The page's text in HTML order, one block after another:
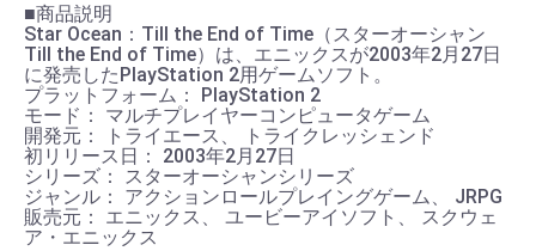
■商品説明
Star Ocean：Till the End of Time（スターオーシャン
Till the End of Time）は、エニックスが2003年2月27日
に発売したPlayStation 2用ゲームソフト。
プラットフォーム： PlayStation 2
モード： マルチプレイヤーコンピュータゲーム
開発元： トライエース、 トライクレッシェンド
初リリース日： 2003年2月27日
シリーズ： スターオーシャンシリーズ
ジャンル： アクションロールプレイングゲーム、 JRPG
販売元： エニックス、 ユービーアイソフト、 スクウェ
ア・エニックス